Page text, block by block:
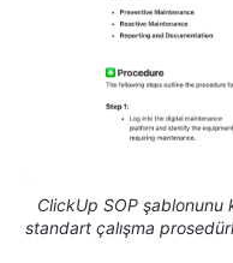
ClickUp SOP
standart çalışma